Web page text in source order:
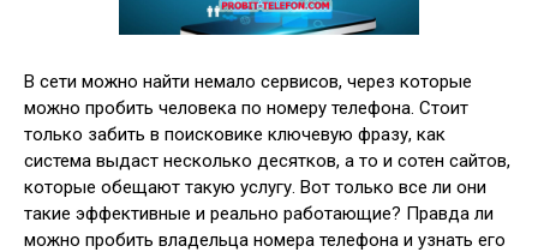
В сети можно найти немало сервисов, через которые
можно пробить человека по номеру телефона. Стоит
только забить в поисковике ключевую фразу, как
система выдаст несколько десятков, а то и сотен сайтов,
которые обещают такую услугу. Вот только все ли они
такие эффективные и реально работающие? Правда ли
можно пробить владельца номера телефона и узнать его